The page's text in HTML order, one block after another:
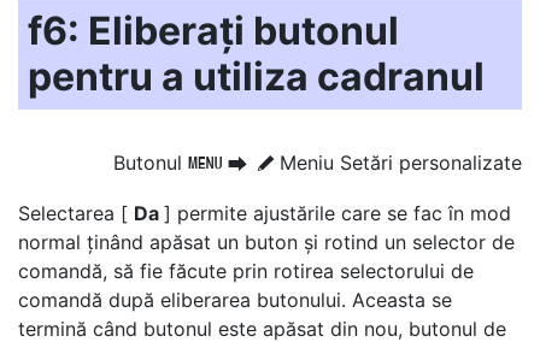
f6: Eliberați butonul
pentru a utiliza cadranul
Butonul G U A Meniu Setări personalizate
Selectarea [ Da ] permite ajustările care se fac în mod
normal ținând apăsat un buton și rotind un selector de
comandă, să fie făcute prin rotirea selectorului de
comandă după eliberarea butonului. Aceasta se
termină când butonul este apăsat din nou, butonul de